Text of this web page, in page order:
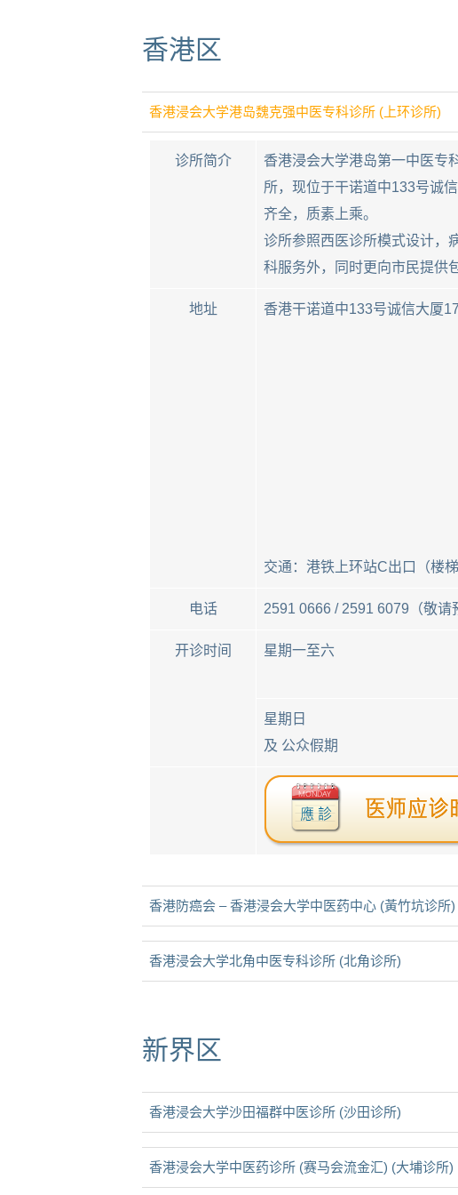
香港区
香港浸会大学港岛魏克强中医专科诊所 (上环诊所)
诊所简介
香港浸会大学港岛第一中医专
所，现位于干诺道中133号诚
齐全，质素上乘。
诊所参照西医诊所模式设计，
科服务外，同时更向市民提供
地址 香港干诺道中133号诚信大厦
交通：港铁上环站C出口（楼
电话 2591 0666 / 2591 6079（敬请
开诊时间 星期一至六
星期日
及 公众假期
香港防癌会 – 香港浸会大学中医药中心 (黃竹坑诊所)
香港浸会大学北角中医专科诊所 (北角诊所)
新界区
香港浸会大学沙田福群中医诊所 (沙田诊所)
香港浸会大学中医药诊所 (赛马会流金汇) (大埔诊所)